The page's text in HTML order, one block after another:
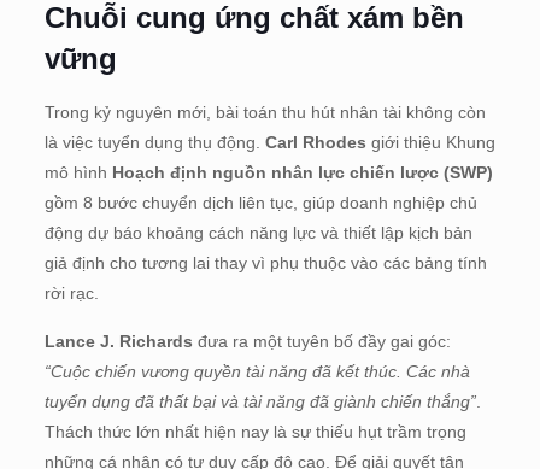
Chuỗi cung ứng chất xám bền
vững
Trong kỷ nguyên mới, bài toán thu hút nhân tài không còn
là việc tuyển dụng thụ động. Carl Rhodes giới thiệu Khung
mô hình Hoạch định nguồn nhân lực chiến lược (SWP)
gồm 8 bước chuyển dịch liên tục, giúp doanh nghiệp chủ
động dự báo khoảng cách năng lực và thiết lập kịch bản
giả định cho tương lai thay vì phụ thuộc vào các bảng tính
rời rạc.
Lance J. Richards đưa ra một tuyên bố đầy gai góc:
“Cuộc chiến vương quyền tài năng đã kết thúc. Các nhà
tuyển dụng đã thất bại và tài năng đã giành chiến thắng”.
Thách thức lớn nhất hiện nay là sự thiếu hụt trầm trọng
những cá nhân có tư duy cấp độ cao. Để giải quyết tận